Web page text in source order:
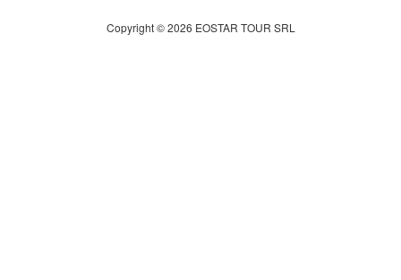
Copyright © 2026 EOSTAR TOUR SRL